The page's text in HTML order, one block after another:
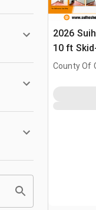
2026
10 ft
County Of